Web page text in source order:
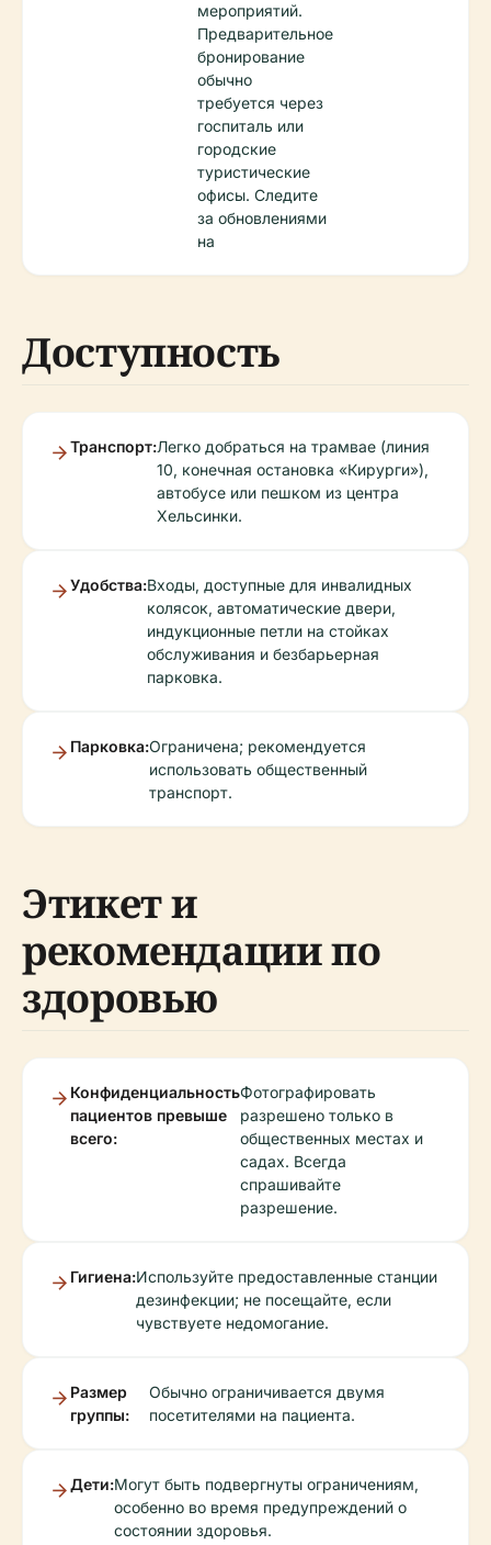
мероприятий.
Предварительное
бронирование
обычно
требуется через
госпиталь или
городские
туристические
офисы. Следите
за обновлениями
на
Доступность
Транспорт:Легко добраться на трамвае (линия
10, конечная остановка «Кирурги»),
автобусе или пешком из центра
Хельсинки.
Удобства:Входы, доступные для инвалидных
колясок, автоматические двери,
индукционные петли на стойках
обслуживания и безбарьерная
парковка.
Парковка:Ограничена; рекомендуется
использовать общественный
транспорт.
Этикет и
рекомендации по
здоровью
Конфиденциальность
пациентов превыше
всего:
Фотографировать
разрешено только в
общественных местах и
садах. Всегда
спрашивайте
разрешение.
Гигиена:Используйте предоставленные станции
дезинфекции; не посещайте, если
чувствуете недомогание.
Размер
группы:
Обычно ограничивается двумя
посетителями на пациента.
Дети:Могут быть подвергнуты ограничениям,
особенно во время предупреждений о
состоянии здоровья.